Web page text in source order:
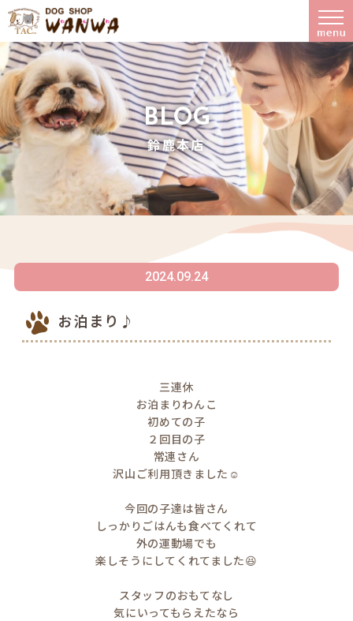
BLOG
鈴鹿本店
2024.09.24
お泊まり♪
三連休
お泊まりわんこ
初めての子
２回目の子
常連さん
沢山ご利用頂きました☺️
今回の子達は皆さん
しっかりごはんも食べてくれて
外の運動場でも
楽しそうにしてくれてました😆
スタッフのおもてなし
気にいってもらえたなら